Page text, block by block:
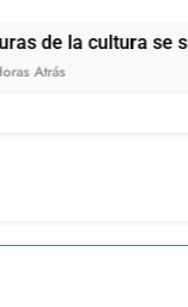
cultura se